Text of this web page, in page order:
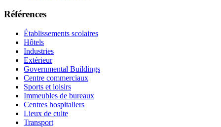
Références
Établissements scolaires
Hôtels
Industries
Extérieur
Governmental Buildings
Centre commerciaux
Sports et loisirs
Immeubles de bureaux
Centres hospitaliers
Lieux de culte
Transport